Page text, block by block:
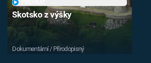
Skotsko z výšky
Dokumentární / Přírodopisný